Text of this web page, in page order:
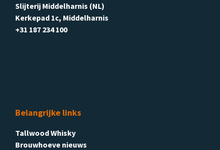
Slijterij Middelharnis (NL)
Kerkepad 1c, Middelharnis
+31 187 234 100
Belangrijke links
Tallwood Whisky
Brouwhoeve nieuws